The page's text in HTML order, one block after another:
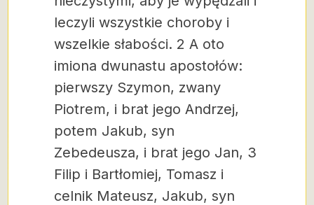
leczyli wszystkie choroby i
wszelkie słabości. 2 A oto
imiona dwunastu apostołów:
pierwszy Szymon, zwany
Piotrem, i brat jego Andrzej,
potem Jakub, syn
Zebedeusza, i brat jego Jan, 3
Filip i Bartłomiej, Tomasz i
celnik Mateusz, Jakub, syn